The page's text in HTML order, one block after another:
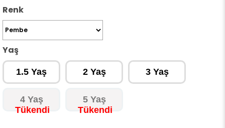
Renk
Yaş
1.5 Yaş 2 Yaş 3 Yaş
4 Yaş 5 Yaş